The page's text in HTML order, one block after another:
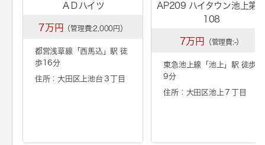
ＡＤハイツ
7万円 （管理費:2,000円）
都営浅草線「西馬込 」駅 徒
歩16分
住所：大田区上池台３丁目
AP209 ハイタウン池上第
108
7万円 （管理費:-）
東急池上線「 池上 」駅 徒歩
9分
住所：大田区池上７丁目